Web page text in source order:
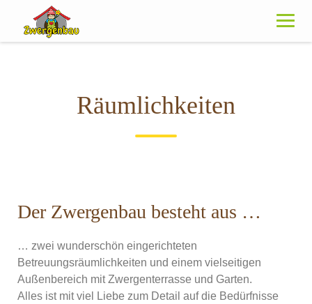
content
Räumlichkeiten
Der Zwergenbau besteht aus …
… zwei wunderschön eingerichteten
Betreuungsräumlichkeiten und einem vielseitigen
Außenbereich mit Zwergenterrasse und Garten.
Alles ist mit viel Liebe zum Detail auf die Bedürfnisse